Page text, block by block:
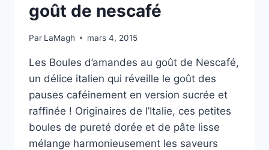
goût de nescafé
Par LaMagh mars 4, 2015
Les Boules d’amandes au goût de Nescafé,
un délice italien qui réveille le goût des
pauses caféinement en version sucrée et
raffinée ! Originaires de l’Italie, ces petites
boules de pureté dorée et de pâte lisse
mélange harmonieusement les saveurs